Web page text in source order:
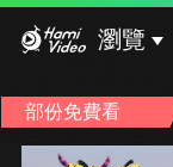
瀏覽
部份免費看